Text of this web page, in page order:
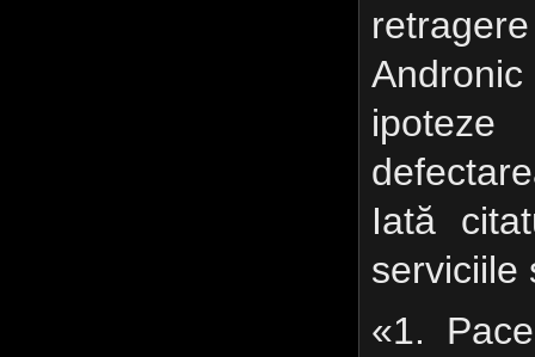
Iată
serviciile
«1.